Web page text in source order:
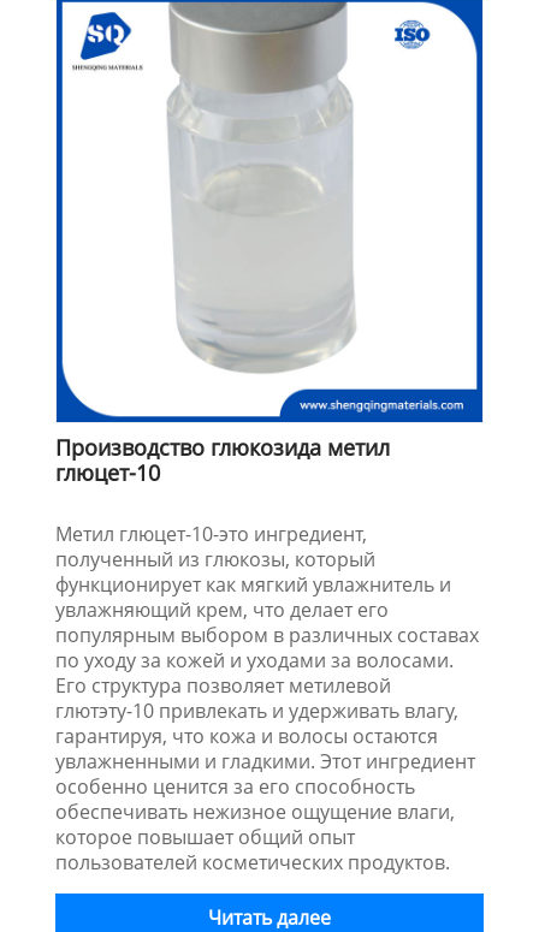
Производство глюкозида метил
глюцет-10
Метил глюцет-10-это ингредиент,
полученный из глюкозы, который
функционирует как мягкий увлажнитель и
увлажняющий крем, что делает его
популярным выбором в различных составах
по уходу за кожей и уходами за волосами.
Его структура позволяет метилевой
глютэту-10 привлекать и удерживать влагу,
гарантируя, что кожа и волосы остаются
увлажненными и гладкими. Этот ингредиент
особенно ценится за его способность
обеспечивать нежизное ощущение влаги,
которое повышает общий опыт
пользователей косметических продуктов.
Читать далее